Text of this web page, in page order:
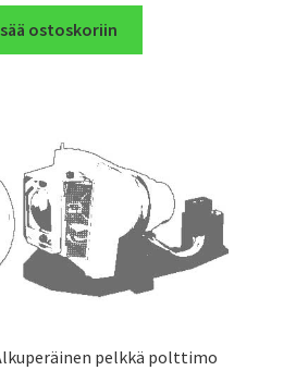
ostoskoriin
pelkkä polttimo